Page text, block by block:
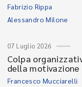
Fabrizio Rippa
Alessandro Milone
07 Luglio 2026
Colpa
della motivazione
Francesco Mucciarelli